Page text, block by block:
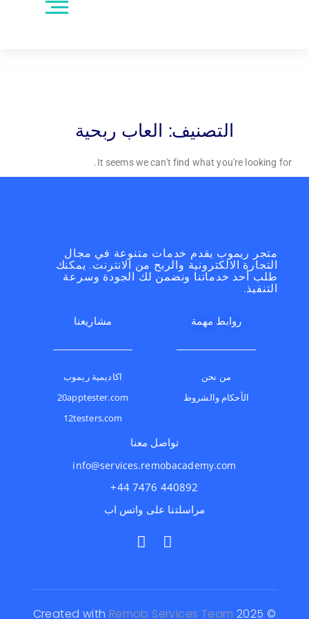
التصنيف: العاب ربحية
It seems we can't find what you're looking for.
متجر ريموب يقدم خدمات متنوعة في مجال
التجارة الالكترونية والربح من الانترنت. يمكنك
طلب أحد خدماتنا ونضمن لك الجودة وسرعة
التنفيذ.
روابط مهمة
من نحن
الأحكام والشروط
مشاريعنا
اكاديمية ريموب
20apptester.com
12testers.com
تواصل معنا
info@services.remobacademy.com
مراسلتنا على واتس اب
© 2025 Created with
Remob Services Team